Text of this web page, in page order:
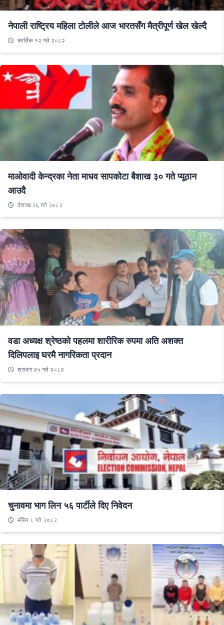
नेपाली राष्ट्रिय महिला टोलीले आज भारतसँग मैत्रीपूर्ण खेल खेल्दै
कार्तिक १२ गते २०८२
माओवादी केन्द्रका नेता माधव सापकोटा बैशाख ३० गते प्यूठान
आउदै
वैशाख २६ गते २०८२
वडा अध्यक्ष श्रेष्ठको पहलमा शारीरिक रुपमा अति अशक्त
दिलिपलाइ घरमै नागरिकता प्रदान
श्रावण २५ गते २०८२
चुनावमा भाग लिन ५६ पार्टीले दिए निवेदन
मंसिर ८ गते २०८२